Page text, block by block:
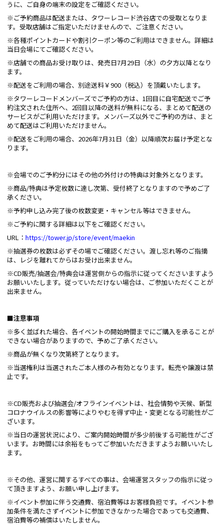
うに、ご自身の端末の設定をご確認ください。
※ご予約商品は配送または、タワーレコード渋谷店での受取となりま
す。受取店舗はご指定いただけませんので、ご注意ください。
※各種ポイントカードや割引クーポン等のご利用はできません。詳細は
当日会場にてご確認ください。
※店舗での商品お受け取りは、発売日7月29日（水）の夕方以降となり
ます。
※配送をご利用の場合、別途送料￥900（税込）を頂戴いたします。
※タワーレコードメンバーズでご予約の方は、1回目に自宅配送でご予
約注文された住所へ、2回目以降の送料が無料になる、まとめて配送の
サービスがご利用いただけます。メンバーズ以外でご予約の方は、まと
めて配送はご利用いただけません。
※配送をご利用の場合、2026年7月31日（金）以降順次お届け予定とな
ります。
※会場でのご予約分にはその他の外付けの特典は対象外となります。
※商品/特典は予定枚数に達し次第、受付終了となりますので予めご了
承ください。
※予約申し込み完了後の枚数変更・キャンセル等はできません。
※ご予約に関する詳細は以下をご確認ください。
URL： https://tower.jp/store/event/maekin
※抽選券の枚数は必ずその場でご確認ください。渡し忘れ等のご指摘
は、レジを離れてからはお受け出来ません。
※CD販売/抽選会/特典会は運営側からの指示に従ってくださいますよう
お願いいたします。従っていただけない場合は、ご参加いただくことが
出来ません。
■注意事項
※多く並ばれた場合、各イベントの開始時間までにご購入を承ることが
できない場合がありますので、予めご了承ください。
※商品が無くなり次第終了となります。
※当選権利は当選されたご本人様のみ有効となります。転売や譲渡は禁
止です。
※CD販売および抽選会/オフラインイベントは、社会情勢や天候、新型
コロナウイルスの影響等によりやむを得ず中止・変更となる可能性がご
ざいます。
※当日の運営状況により、ご案内開始時間が多少前後する可能性がござ
います。お時間には余裕をもってご参加いただきますようお願いいたし
ます。
※その他、運営に関するすべての事は、会場運営スタッフの指示に従っ
て頂きますよう、お願い申し上げます。
※イベント参加に伴う交通費、宿泊費等はお客様負担です。イベント参
加条件を満たさずイベントに参加できなかった場合であっても交通費、
宿泊費等の補償はいたしません。